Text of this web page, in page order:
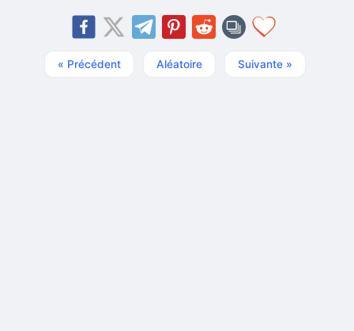
« Précédent Aléatoire Suivante »